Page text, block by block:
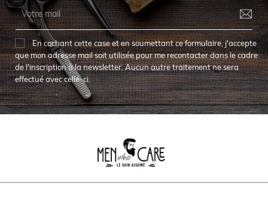
En cochant cette case et en soumettant ce formulaire, j'accepte
que mon adresse mail soit utilisée pour me recontacter dans le cadre
de l'inscription à la newsletter. Aucun autre traitement ne sera
effectué avec celle-ci.